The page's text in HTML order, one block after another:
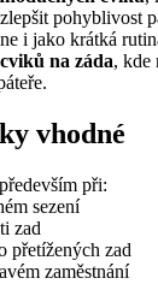
pohyblivost
i jako krátká
cviků na záda, kde
vhodné
při:
sezení
zad
přetížených zad
zaměstnání